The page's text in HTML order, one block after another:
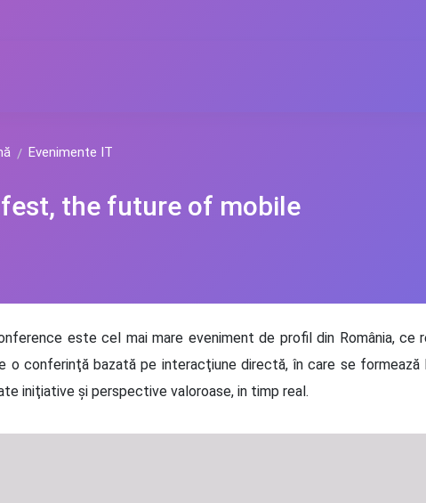
Evenimente IT
the future of mobile
este cel mai mare eveniment de profil din România,
o conferinţă bazată pe interacţiune directă, în care se
iniţiative şi perspective valoroase, in timp real.